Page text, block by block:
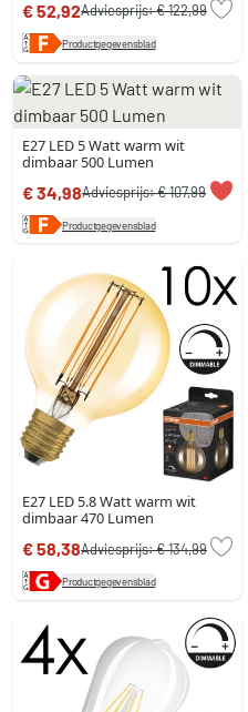
€ 52,92Adviesprijs:€ 122,99
Productgegevensblad
E27 LED 5 Watt warm wit
dimbaar 500 Lumen
€ 34,98Adviesprijs:€ 107,99
Productgegevensblad
E27 LED 5.8 Watt warm wit
dimbaar 470 Lumen
€ 58,38Adviesprijs:€ 134,99
Productgegevensblad